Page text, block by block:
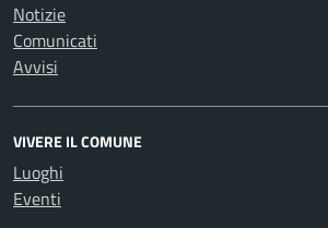
Notizie
Comunicati
Avvisi
VIVERE IL COMUNE
Luoghi
Eventi